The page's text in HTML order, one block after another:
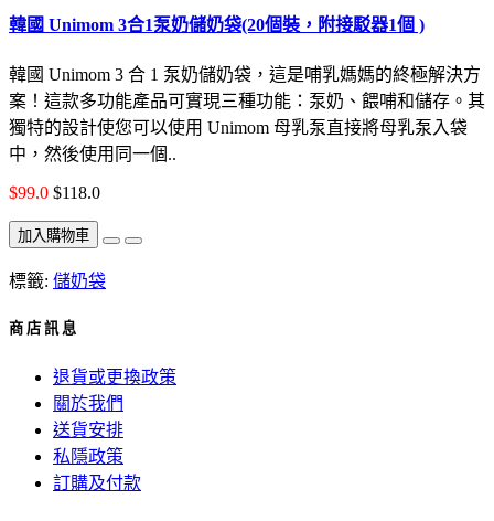
韓國 Unimom 3合1泵奶儲奶袋(20個裝，附接駁器1個 )
韓國 Unimom 3 合 1 泵奶儲奶袋，這是哺乳媽媽的終極解決方
案！這款多功能產品可實現三種功能：泵奶、餵哺和儲存。其
獨特的設計使您可以使用 Unimom 母乳泵直接將母乳泵入袋
中，然後使用同一個..
$99.0 $118.0
加入購物車
標籤: 儲奶袋
商 店 訊 息
退貨或更換政策
關於我們
送貨安排
私隱政策
訂購及付款